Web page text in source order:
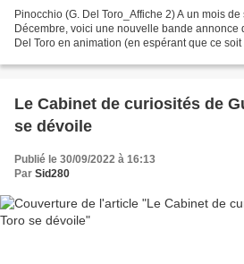
Pinocchio (G. Del Toro_Affiche 2) A un mois
Décembre, voici une nouvelle bande annonce
Del Toro en animation (en espérant que ce
Le Cabinet de curiosités de
se dévoile
Publié le 30/09/2022 à 16:13
Par Sid280